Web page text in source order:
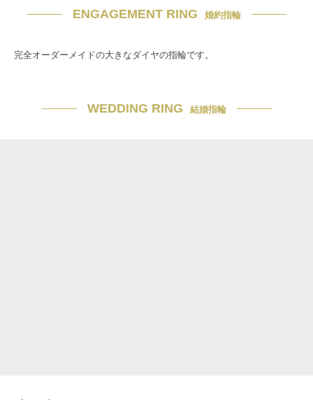
ENGAGEMENT RING 婚約指輪
完全オーダーメイドの大きなダイヤの指輪です。
WEDDING RING 結婚指輪